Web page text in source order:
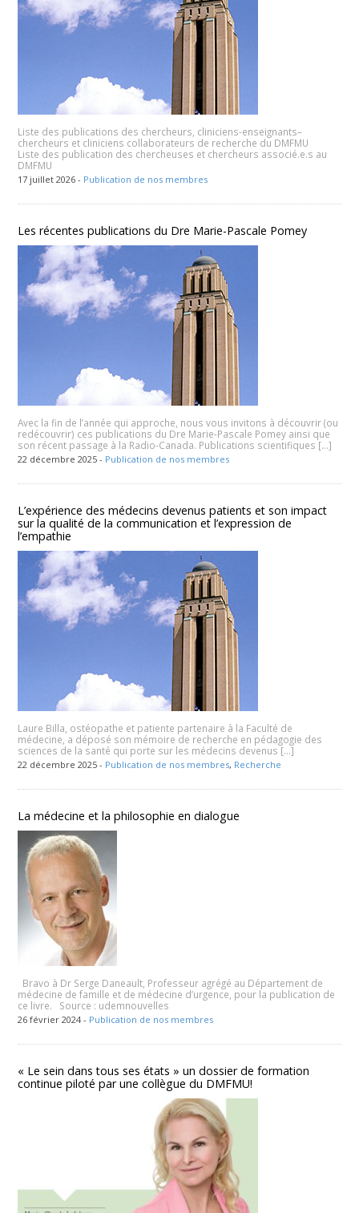
Liste des publications des chercheurs, cliniciens-enseignants–
chercheurs et cliniciens collaborateurs de recherche du DMFMU
Liste des publication des chercheuses et chercheurs associé.e.s au
DMFMU
17 juillet 2026 - Publication de nos membres
Les récentes publications du Dre Marie-Pascale Pomey
Avec la fin de l’année qui approche, nous vous invitons à découvrir (ou
redécouvrir) ces publications du Dre Marie-Pascale Pomey ainsi que
son récent passage à la Radio-Canada. Publications scientifiques […]
22 décembre 2025 - Publication de nos membres
L’expérience des médecins devenus patients et son impact
sur la qualité de la communication et l’expression de
l’empathie
Laure Billa, ostéopathe et patiente partenaire à la Faculté de
médecine, a déposé son mémoire de recherche en pédagogie des
sciences de la santé qui porte sur les médecins devenus […]
22 décembre 2025 - Publication de nos membres, Recherche
La médecine et la philosophie en dialogue
Bravo à Dr Serge Daneault, Professeur agrégé au Département de
médecine de famille et de médecine d’urgence, pour la publication de
ce livre. Source : udemnouvelles
26 février 2024 - Publication de nos membres
« Le sein dans tous ses états » un dossier de formation
continue piloté par une collègue du DMFMU!